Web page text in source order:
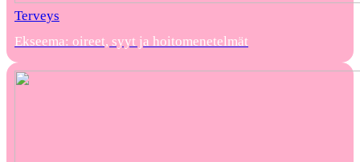
Terveys
Ekseema: oireet, syyt ja hoitomenetelmät